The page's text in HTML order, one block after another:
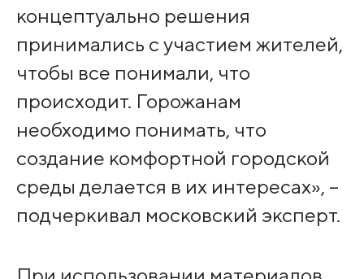
концептуально решения
принимались с участием жителей,
чтобы все понимали, что
происходит. Горожанам
необходимо понимать, что
создание комфортной городской
среды делается в их интересах», –
подчеркивал московский эксперт.